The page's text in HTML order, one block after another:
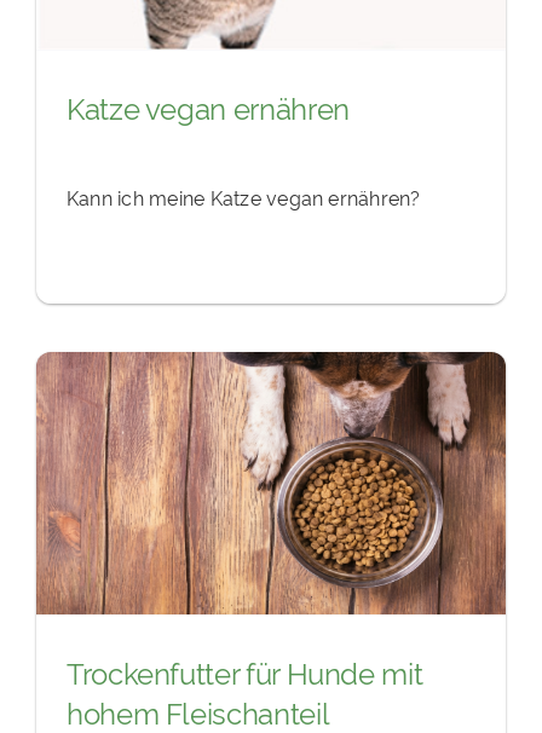
Katze vegan ernähren
Kann ich meine Katze vegan ernähren?
Trockenfutter für Hunde mit
hohem Fleischanteil